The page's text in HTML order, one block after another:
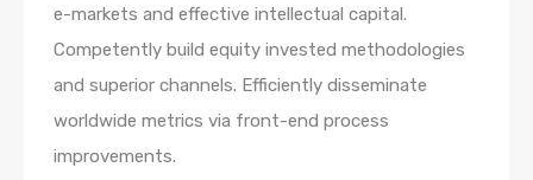
e-markets and effective intellectual capital.
Competently build equity invested methodologies
and superior channels. Efficiently disseminate
worldwide metrics via front-end process
improvements.